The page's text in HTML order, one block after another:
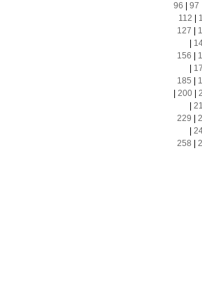
96
97
112
127
156
185
200|
229
258